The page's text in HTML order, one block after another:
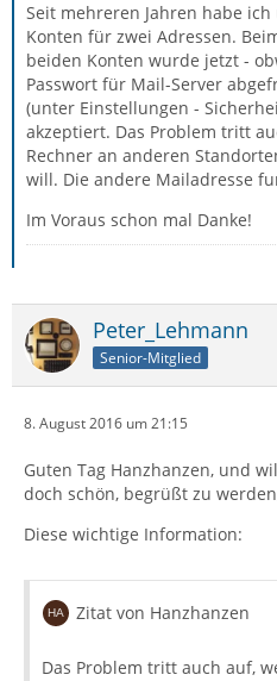
Seit mehreren Jahren habe
Konten für zwei Adressen.
beiden Konten wurde jetzt -
Passwort für Mail-Server
(unter Einstellungen -
akzeptiert. Das Problem tritt
Rechner an anderen
will. Die andere Mailadresse
Im Voraus schon mal Danke!
Peter_Lehmann
Senior-Mitglied
8. August 2016 um 21:15
Guten Tag Hanzhanzen, und
doch schön, begrüßt zu
Diese wichtige Information:
Zitat von Hanzhanzen
Das Problem tritt auch auf,